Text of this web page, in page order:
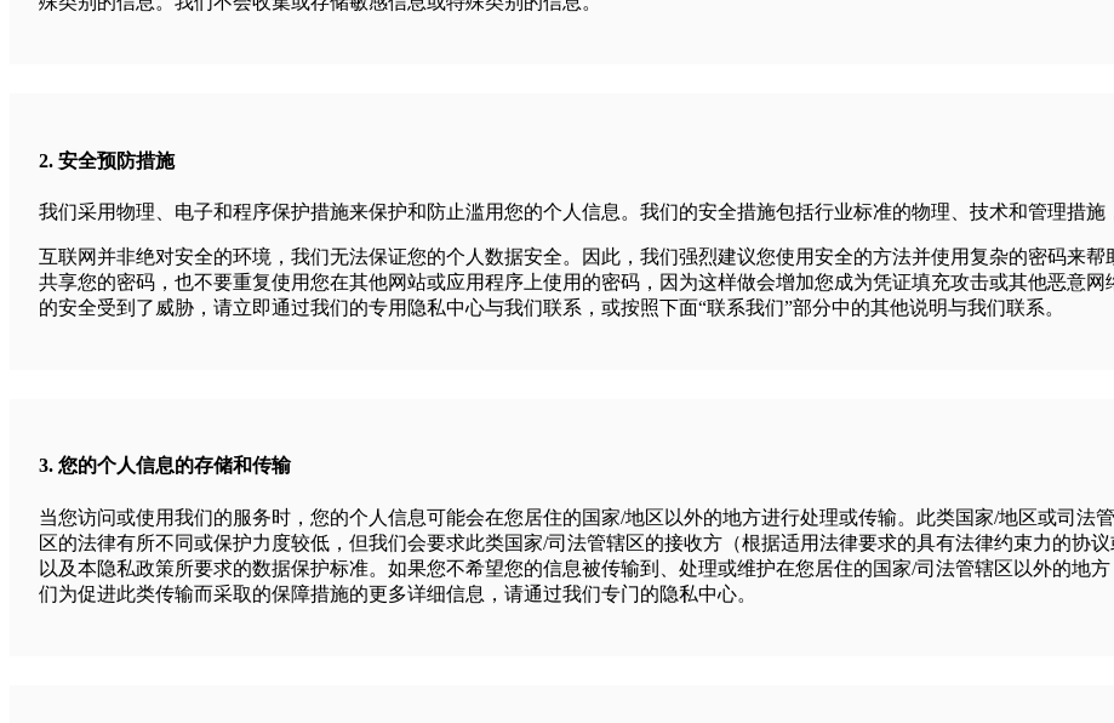
2. 安全预防措施
我们采用物理、电子和程序保护措施来保护和防止滥用您的个人信息。我们的安全措施包括行业标准的物理、技术和管理措施
互联网并非绝对安全的环境，我们无法保证您的个人数据安全。因此，我们强烈建议您使用安全的方法并使用复杂的密码来
共享您的密码，也不要重复使用您在其他网站或应用程序上使用的密码，因为这样做会增加您成为凭证填充攻击或其他恶意
的安全受到了威胁，请立即通过我们的专用隐私中心与我们联系，或按照下面“联系我们”部分中的其他说明与我们联系。
3. 您的个人信息的存储和传输
当您访问或使用我们的服务时，您的个人信息可能会在您居住的国家/地区以外的地方进行处理或传输。此类国家/地区或司法
区的法律有所不同或保护力度较低，但我们会要求此类国家/司法管辖区的接收方（根据适用法律要求的具有法律约束力的协
以及本隐私政策所要求的数据保护标准。如果您不希望您的信息被传输到、处理或维护在您居住的国家/司法管辖区以外的地
们为促进此类传输而采取的保障措施的更多详细信息，请通过我们专门的隐私中心。